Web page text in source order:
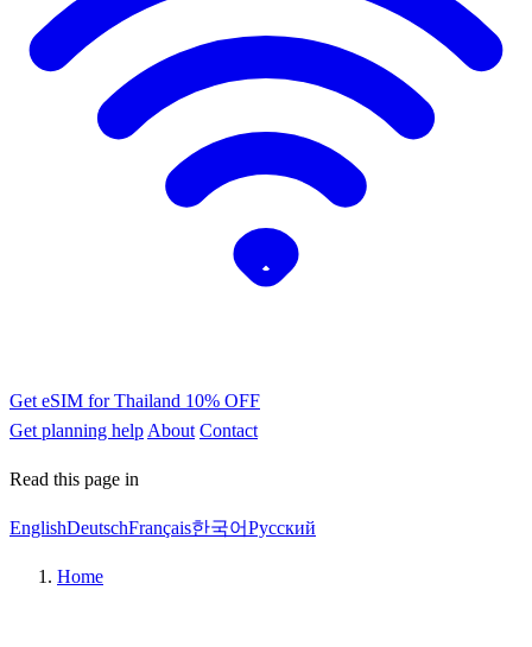
Get eSIM for Thailand 10% OFF
Get planning help About Contact
Read this page in
EnglishDeutschFrançais한국어Русский
Home